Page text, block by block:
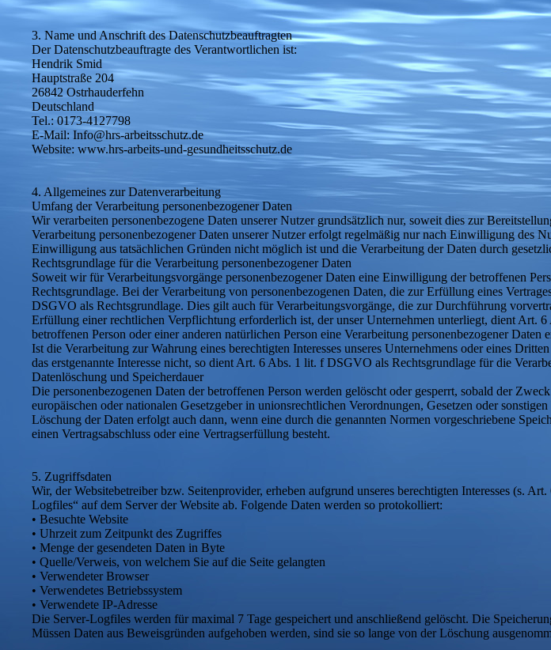
3. Name und Anschrift des Datenschutzbeauftragten
Der Datenschutzbeauftragte des Verantwortlichen ist:
Hendrik Smid
Hauptstraße 204
26842 Ostrhauderfehn
Deutschland
Tel.: 0173-4127798
E-Mail: Info@hrs-arbeitsschutz.de
Website: www.hrs-arbeits-und-gesundheitsschutz.de
4. Allgemeines zur Datenverarbeitung
Umfang der Verarbeitung personenbezogener Daten
Wir verarbeiten personenbezogene Daten unserer Nutzer grundsätzlich nur, soweit dies zur
Verarbeitung personenbezogener Daten unserer Nutzer erfolgt regelmäßig nur nach Einwilligung des
Einwilligung aus tatsächlichen Gründen nicht möglich ist und die Verarbeitung der Daten durch
Rechtsgrundlage für die Verarbeitung personenbezogener Daten
Soweit wir für Verarbeitungsvorgänge personenbezogener Daten eine Einwilligung der betroffenen
Rechtsgrundlage. Bei der Verarbeitung von personenbezogenen Daten, die zur Erfüllung eines
DSGVO als Rechtsgrundlage. Dies gilt auch für Verarbeitungsvorgänge, die zur Durchführung
Erfüllung einer rechtlichen Verpflichtung erforderlich ist, der unser Unternehmen unterliegt, dient Art.
betroffenen Person oder einer anderen natürlichen Person eine Verarbeitung personenbezogener
Ist die Verarbeitung zur Wahrung eines berechtigten Interesses unseres Unternehmens oder eines
das erstgenannte Interesse nicht, so dient Art. 6 Abs. 1 lit. f DSGVO als Rechtsgrundlage für die
Datenlöschung und Speicherdauer
Die personenbezogenen Daten der betroffenen Person werden gelöscht oder gesperrt, sobald der
europäischen oder nationalen Gesetzgeber in unionsrechtlichen Verordnungen, Gesetzen oder
Löschung der Daten erfolgt auch dann, wenn eine durch die genannten Normen vorgeschriebene
einen Vertragsabschluss oder eine Vertragserfüllung besteht.
5. Zugriffsdaten
Wir, der Websitebetreiber bzw. Seitenprovider, erheben aufgrund unseres berechtigten Interesses (s.
Logfiles“ auf dem Server der Website ab. Folgende Daten werden so protokolliert:
• Besuchte Website
• Uhrzeit zum Zeitpunkt des Zugriffes
• Menge der gesendeten Daten in Byte
• Quelle/Verweis, von welchem Sie auf die Seite gelangten
• Verwendeter Browser
• Verwendetes Betriebssystem
• Verwendete IP-Adresse
Die Server-Logfiles werden für maximal 7 Tage gespeichert und anschließend gelöscht. Die
Müssen Daten aus Beweisgründen aufgehoben werden, sind sie so lange von der Löschung